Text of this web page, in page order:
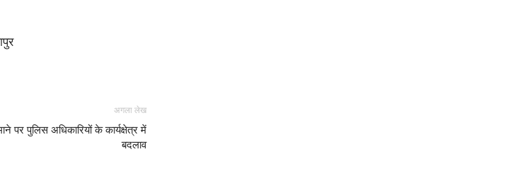
News
अगला लेख
पर पुलिस अधिकारियों के कार्यक्षेत्र में
बदलाव